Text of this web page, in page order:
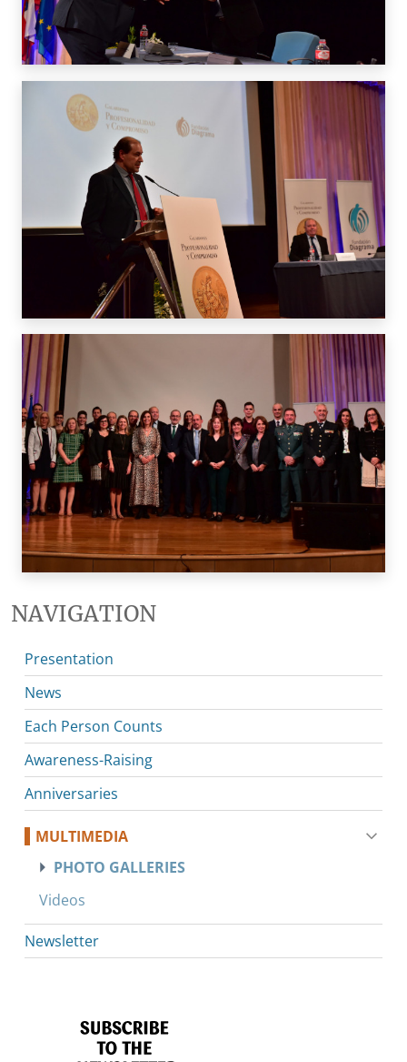
NAVIGATION
Presentation
News
Each Person Counts
Awareness-Raising
Anniversaries
MULTIMEDIA
PHOTO GALLERIES
Videos
Newsletter